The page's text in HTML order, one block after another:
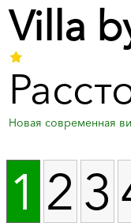
Villa
Новая современная
1 2 3